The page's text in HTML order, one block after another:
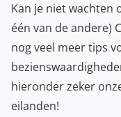
Kan je niet wachten
één van de andere)
nog veel meer tips
hieronder zeker
eilanden!